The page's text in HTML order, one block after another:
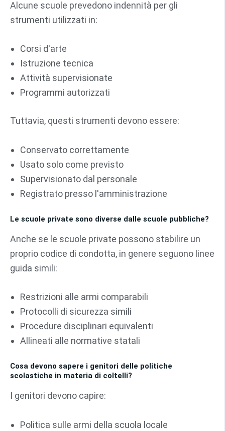
Alcune scuole prevedono indennità per gli
strumenti utilizzati in:
Corsi d'arte
Istruzione tecnica
Attività supervisionate
Programmi autorizzati
Tuttavia, questi strumenti devono essere:
Conservato correttamente
Usato solo come previsto
Supervisionato dal personale
Registrato presso l'amministrazione
Le scuole private sono diverse dalle scuole pubbliche?
Anche se le scuole private possono stabilire un
proprio codice di condotta, in genere seguono linee
guida simili:
Restrizioni alle armi comparabili
Protocolli di sicurezza simili
Procedure disciplinari equivalenti
Allineati alle normative statali
Cosa devono sapere i genitori delle politiche
scolastiche in materia di coltelli?
I genitori devono capire:
Politica sulle armi della scuola locale